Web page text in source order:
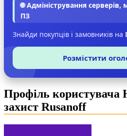
🌐 Адміністрування
ПЗ
Знайди покупців і замовників на
Розмістити
Профіль
захист Rusanoff